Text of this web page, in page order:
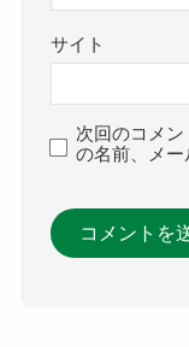
サイト
次回のコメ
の名前、メー